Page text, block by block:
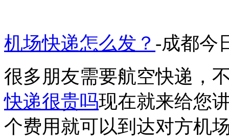
机场快递怎么发？ -成都今
很多朋友需要航空快递，
快递很贵吗现在就来给您
个费用就可以到达对方机